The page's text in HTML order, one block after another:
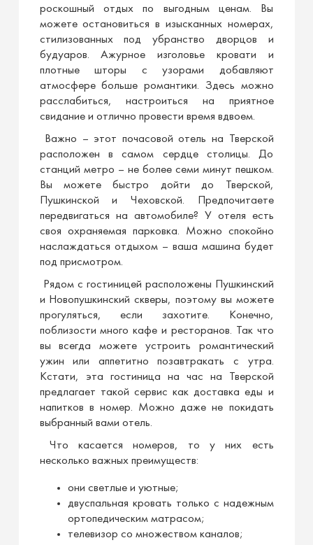
роскошный отдых по выгодным ценам. Вы
можете остановиться в изысканных номерах,
стилизованных под убранство дворцов и
будуаров. Ажурное изголовье кровати и
плотные шторы с узорами добавляют
атмосфере больше романтики. Здесь можно
расслабиться, настроиться на приятное
свидание и отлично провести время вдвоем.
Важно – этот почасовой отель на Тверской
расположен в самом сердце столицы. До
станций метро – не более семи минут пешком.
Вы можете быстро дойти до Тверской,
Пушкинской и Чеховской. Предпочитаете
передвигаться на автомобиле? У отеля есть
своя охраняемая парковка. Можно спокойно
наслаждаться отдыхом – ваша машина будет
под присмотром.
Рядом с гостиницей расположены Пушкинский
и Новопушкинский скверы, поэтому вы можете
прогуляться, если захотите. Конечно,
поблизости много кафе и ресторанов. Так что
вы всегда можете устроить романтический
ужин или аппетитно позавтракать с утра.
Кстати, эта гостиница на час на Тверской
предлагает такой сервис как доставка еды и
напитков в номер. Можно даже не покидать
выбранный вами отель.
Что касается номеров, то у них есть
несколько важных преимуществ:
они светлые и уютные;
двуспальная кровать только с надежным
ортопедическим матрасом;
телевизор со множеством каналов;